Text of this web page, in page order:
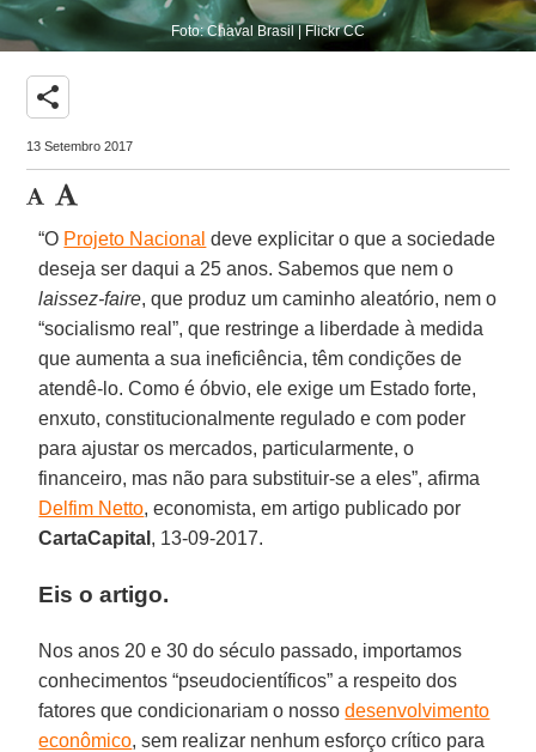
Foto: Chaval Brasil | Flickr CC
share
13 Setembro 2017
“O Projeto Nacional deve explicitar o que a sociedade
deseja ser daqui a 25 anos. Sabemos que nem o
laissez-faire, que produz um caminho aleatório, nem o
“socialismo real”, que restringe a liberdade à medida
que aumenta a sua ineficiência, têm condições de
atendê-lo. Como é óbvio, ele exige um Estado forte,
enxuto, constitucionalmente regulado e com poder
para ajustar os mercados, particularmente, o
financeiro, mas não para substituir-se a eles”, afirma
Delfim Netto, economista, em artigo publicado por
CartaCapital , 13-09-2017.
Eis o artigo.
Nos anos 20 e 30 do século passado, importamos
conhecimentos “pseudocientíficos” a respeito dos
fatores que condicionariam o nossodesenvolvimento
econômico, sem realizar nenhum esforço crítico para